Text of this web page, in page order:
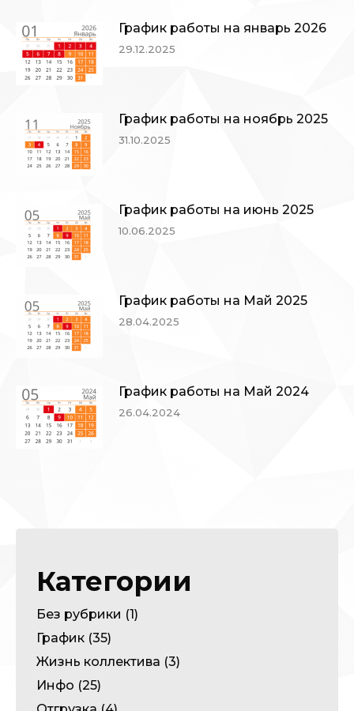
График работы на январь 2026
29.12.2025
График работы на ноябрь 2025
31.10.2025
График работы на июнь 2025
10.06.2025
График работы на Май 2025
28.04.2025
График работы на Май 2024
26.04.2024
Категории
Без рубрики (1)
График (35)
Жизнь коллектива (3)
Инфо (25)